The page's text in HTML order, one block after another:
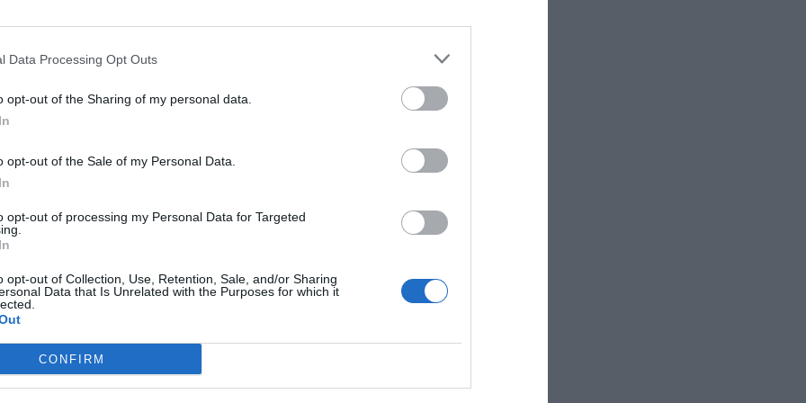
Data Processing Opt Outs
opt-out of the Sharing of my personal data.
opt-out of the Sale of my Personal Data.
opt-out of processing my Personal Data for Targeted
opt-out of Collection, Use, Retention, Sale, and/or Sharing
Data that Is Unrelated with the Purposes for which it
CONFIRM
πραγματοποιηθούν 3λεπτες ομιλίες και ενημέρωση για τον ιστορικό Φάρο, και
θα γίνει η απονομή αναμνηστικών στους έχοντες δώσει σημαντική βοήθεια στην
μια Χιουμοριστική παρέλαση εθελοντριών επισκεπτριών για την ανάδειξη
ΔΙΔΥΜΗ 2023 με Δεκαμελή ομάδα επισκεπτών να κάνει την εκλογή και την
15:15 Καλλιτεχνικό θέαμα με βάση την ποίηση και τον Καββαδία .
χοροί από το Παραδοσιακό εργαστήρι Σύρου ‘’ΑΡΩΜΑ ΠΑΡΑΔΟΣΗΣ’’
ολοκληρωθεί η εκδήλωση